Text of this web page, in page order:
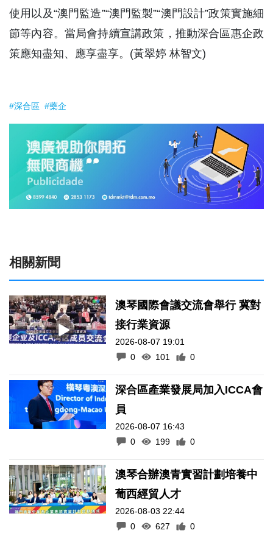
使用以及“澳門監造”“澳門監製”“澳門設計”政策實施細
節等內容。當局會持續宣講政策，推動深合區惠企政
策應知盡知、應享盡享。(黃翠婷 林智文)
#深合區 #藥企
相關新聞
澳琴國際會議交流會舉行 冀對
接行業資源
2026-08-07 19:01
0
101 0
深合區產業發展局加入ICCA會
員
2026-08-07 16:43
0
199 0
澳琴合辦澳青實習計劃培養中
葡西經貿人才
2026-08-03 22:44
0
627 0